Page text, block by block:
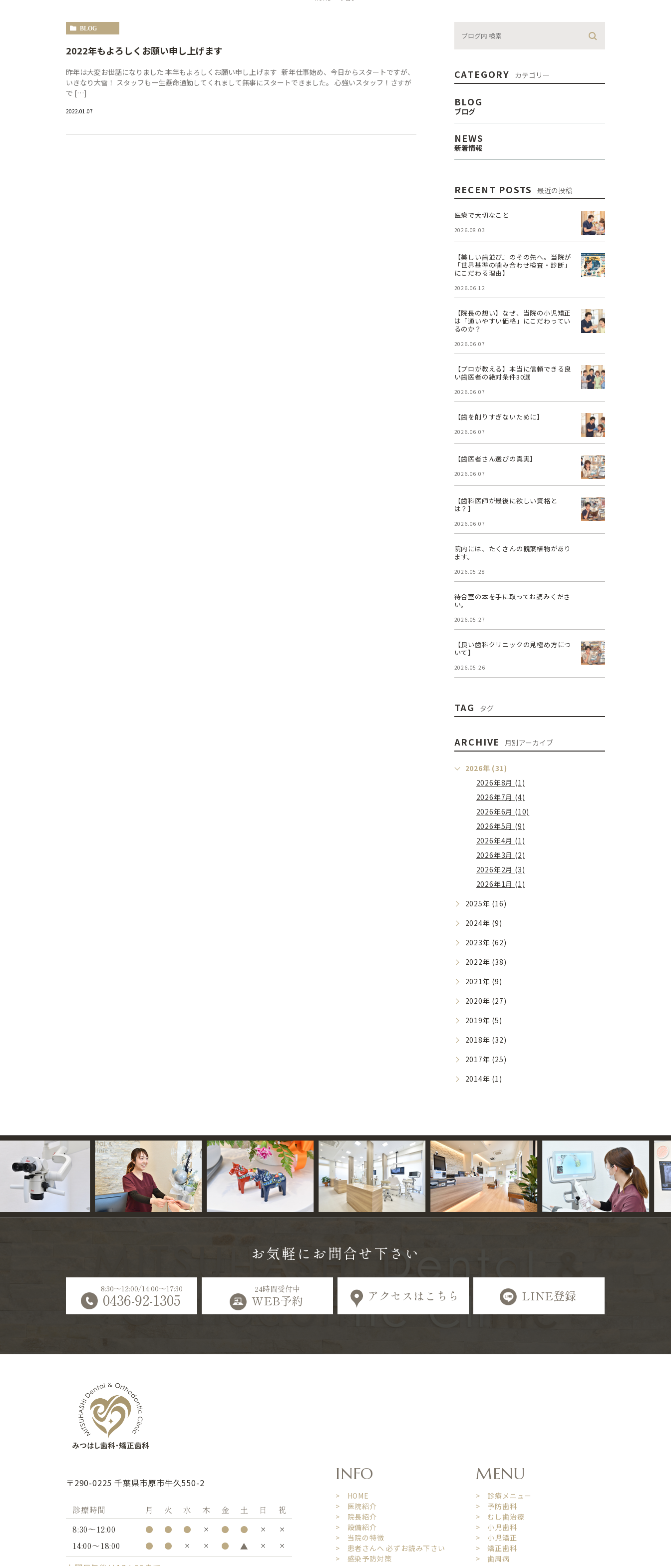
BLOG
2022年もよろしくお願い申し上げます
昨年は大変お世話になりました 本年もよろしくお願い申し上げます 新年仕事始め、今日からスタートですが、
いきなり大雪！ スタッフも一生懸命通勤してくれまして無事にスタートできました。 心強いスタッフ！さすが
で […]
2022.01.07
CATEGORY カテゴリー
BLOG
ブログ
NEWS
新着情報
RECENT POSTS 最近の投稿
医療で大切なこと
2026.08.03
【美しい歯並び』のその先へ。当院が
「世界基準の噛み合わせ検査・診断」
にこだわる理由】
2026.06.12
【院長の想い】なぜ、当院の小児矯正
は「通いやすい価格」にこだわってい
るのか？
2026.06.07
【プロが教える】本当に信頼できる良
い歯医者の絶対条件30選
2026.06.07
【歯を削りすぎないために】
2026.06.07
【歯医者さん選びの真実】
2026.06.07
【歯科医師が最後に欲しい資格と
は？】
2026.06.07
院内には、たくさんの観葉植物があり
ます。
2026.05.28
待合室の本を手に取ってお読みくださ
い。
2026.05.27
【良い歯科クリニックの見極め方につ
いて】
2026.05.26
TAG タグ
ARCHIVE 月別アーカイブ
2026年 (31)
2026年8月 (1)
2026年7月 (4)
2026年6月 (10)
2026年5月 (9)
2026年4月 (1)
2026年3月 (2)
2026年2月 (3)
2026年1月 (1)
2025年 (16)
2024年 (9)
2023年 (62)
2022年 (38)
2021年 (9)
2020年 (27)
2019年 (5)
2018年 (32)
2017年 (25)
2014年 (1)
お気軽に お問合せ下さい
8:30〜12:00/14:00〜17:30
0436-92-1305
24時間受付中
WEB予約 アクセスはこちら LINE登録
〒290-0225 千葉県市原市牛久550-2
診療時間 月 火 水 木 金 土 日
祝
8:30〜12:00
● ● ● × ● ● ×
×
14:00〜18:00
● ● × × ● ▲ ×
×
INFO
> HOME
> 医院紹介
> 院長紹介
> 設備紹介
> 当院の特徴
> 患者さんへ 必ずお読み下さい
> 感染予防対策
MENU
> 診療メニュー
> 予防歯科
> むし歯治療
> 小児歯科
> 小児矯正
> 矯正歯科
> 歯周病